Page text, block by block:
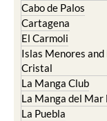
Cabo de Palos
Cartagena
El Carmoli
Islas Menores
Cristal
La Manga Club
La Manga del Mar
La Puebla